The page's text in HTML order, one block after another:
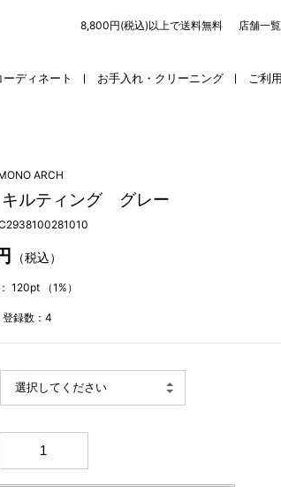
8,800円(税込)以上で送料無料 店舗一覧
ディネート お手入れ・クリーニング ご利
ARCH
ルティング グレー
（税込）
120pt （1%）
登録数：4